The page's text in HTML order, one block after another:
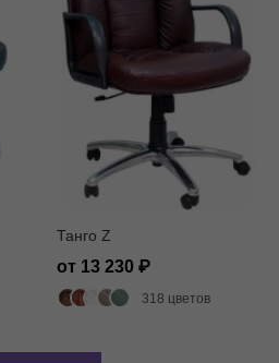
Танго Z
от 13 230
318 цветов